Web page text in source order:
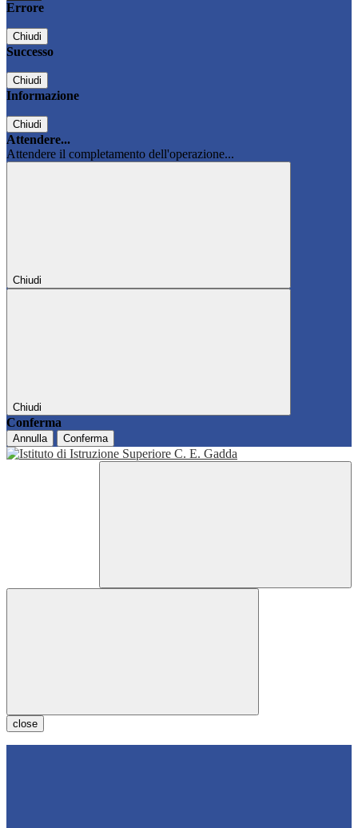
Errore
Chiudi
Successo
Chiudi
Informazione
Chiudi
Attendere...
Attendere il completamento dell'operazione...
Chiudi
Chiudi
Conferma
Annulla Conferma
close